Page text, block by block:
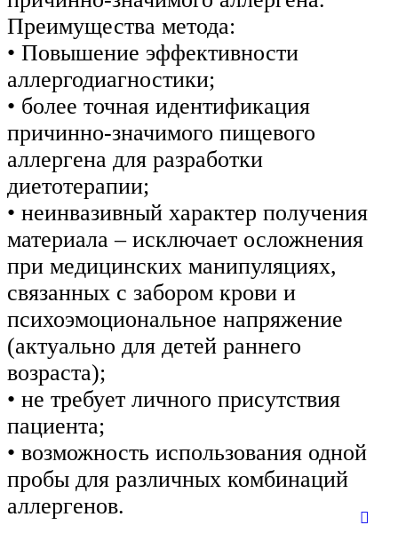
Преимущества метода:
• Повышение эффективности
аллергодиагностики;
• более точная идентификация
причинно-значимого пищевого
аллергена для разработки
диетотерапии;
• неинвазивный характер получения
материала – исключает осложнения
при медицинских манипуляциях,
связанных с забором крови и
психоэмоциональное напряжение
(актуально для детей раннего
возраста);
• не требует личного присутствия
пациента;
• возможность использования одной
пробы для различных комбинаций
аллергенов.